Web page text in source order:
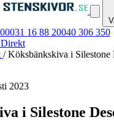
031 16 88 20040 306 350
/ Köksbänkskiva i Silestone
2023
i Silestone